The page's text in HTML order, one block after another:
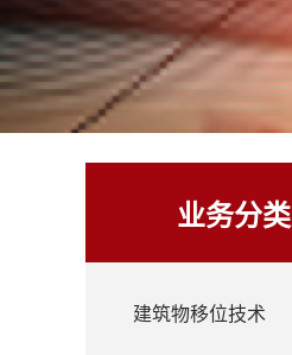
业务分类
建筑物移位技术